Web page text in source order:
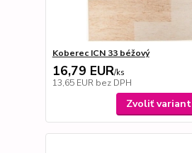
Koberec ICN 33 béžový
16,79 EUR/ks
13,65 EUR bez DPH
Zvoliť variant